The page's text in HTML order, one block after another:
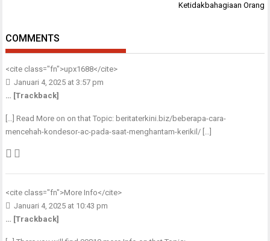
Ketidakbahagiaan Orang
COMMENTS
<cite class="fn">upx1688</cite>
Januari 4, 2025 at 3:57 pm
… [Trackback]
[…] Read More on on that Topic: beritaterkini.biz/beberapa-cara-
mencehah-kondesor-ac-pada-saat-menghantam-kerikil/ […]
<cite class="fn">More Info</cite>
Januari 4, 2025 at 10:43 pm
… [Trackback]